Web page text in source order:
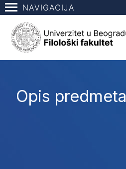
NAVIGACIJA
Opis predmeta